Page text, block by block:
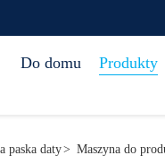
Do domu Produkty
paska daty> Maszyna do